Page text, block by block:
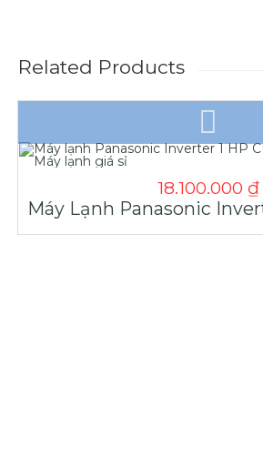
Related Products
18.100.000 ₫